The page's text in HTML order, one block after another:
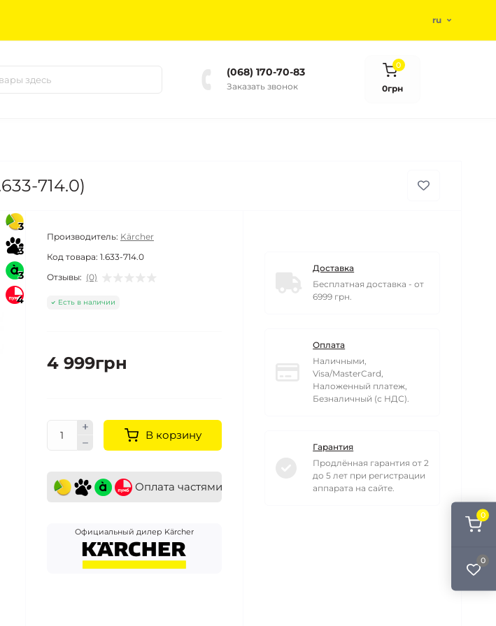
0
0
ru
(068) 170-70-83
Заказать звонок
0
0грн
714.0)
3
3
3
4
Производитель: Kärcher
Код товара: 1.633-714.0
Отзывы: (0)
Есть в наличии
4 999грн
В корзину
Оплата частями
Официальный дилер Kärcher
Доставка
Бесплатная доставка - от
6999 грн.
Оплата
Наличными,
Visa/MasterCard,
Наложенный платеж,
Безналичный (с НДС).
Гарантия
Продлённая гарантия от 2
до 5 лет при регистрации
аппарата на сайте.